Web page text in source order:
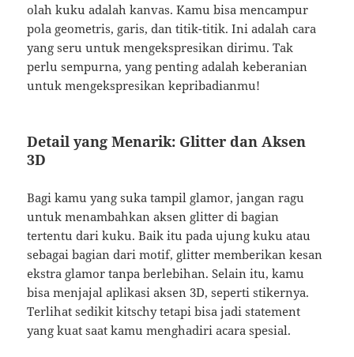
olah kuku adalah kanvas. Kamu bisa mencampur
pola geometris, garis, dan titik-titik. Ini adalah cara
yang seru untuk mengekspresikan dirimu. Tak
perlu sempurna, yang penting adalah keberanian
untuk mengekspresikan kepribadianmu!
Detail yang Menarik: Glitter dan Aksen
3D
Bagi kamu yang suka tampil glamor, jangan ragu
untuk menambahkan aksen glitter di bagian
tertentu dari kuku. Baik itu pada ujung kuku atau
sebagai bagian dari motif, glitter memberikan kesan
ekstra glamor tanpa berlebihan. Selain itu, kamu
bisa menjajal aplikasi aksen 3D, seperti stikernya.
Terlihat sedikit kitschy tetapi bisa jadi statement
yang kuat saat kamu menghadiri acara spesial.